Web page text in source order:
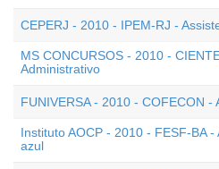
CEPERJ - 2010 - IPEM-RJ -
MS CONCURSOS - 2010 -
Administrativo
FUNIVERSA - 2010 - COFECON -
Instituto AOCP - 2010 - FESF-BA
azul